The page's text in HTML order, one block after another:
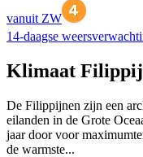
vanuit ZW
14-daagse
Klimaat
De Filippijnen zijn een
eilanden in de Grote
jaar door voor
de warmste...